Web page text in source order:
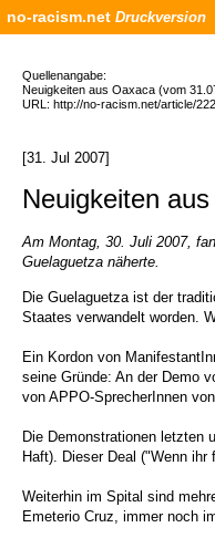
no-racism.net Druckversion
Quellenangabe:
Neuigkeiten aus Oaxaca (vom
URL: http://no-racism.net/article/
[31. Jul 2007]
Neuigkeiten
Am Montag, 30. Juli 2007,
Guelaguetza näherte.
Die Guelaguetza ist der
Staates verwandelt worden.
Ein Kordon von
seine Gründe: An der Demo
von APPO-SprecherInnen
Die Demonstrationen letzten
Haft). Dieser Deal ("Wenn
Weiterhin im Spital sind
Emeterio Cruz, immer noch